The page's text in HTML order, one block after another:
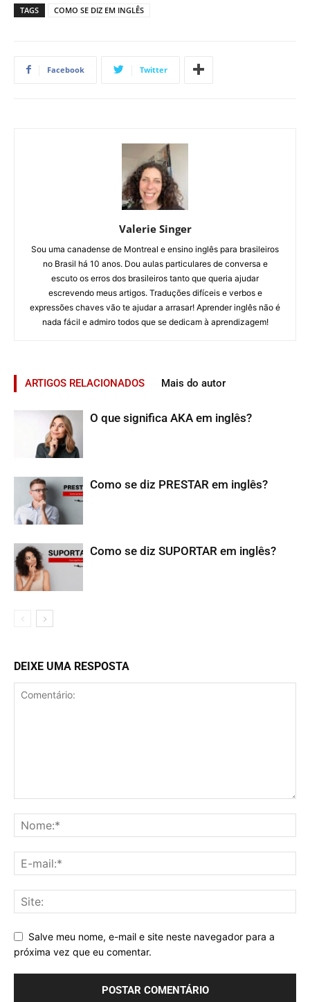
TAGS COMO SE DIZ EM INGLÊS
Facebook Twitter
Valerie Singer
Sou uma canadense de Montreal e ensino inglês para brasileiros
no Brasil há 10 anos. Dou aulas particulares de conversa e
escuto os erros dos brasileiros tanto que queria ajudar
escrevendo meus artigos. Traduções difíceis e verbos e
expressões chaves vão te ajudar a arrasar! Aprender inglês não é
nada fácil e admiro todos que se dedicam à aprendizagem!
ARTIGOS RELACIONADOS Mais do autor
O que significa AKA em inglês?
Como se diz PRESTAR em inglês?
Como se diz SUPORTAR em inglês?
DEIXE UMA RESPOSTA
Salve meu nome, e-mail e site neste navegador para a
próxima vez que eu comentar.